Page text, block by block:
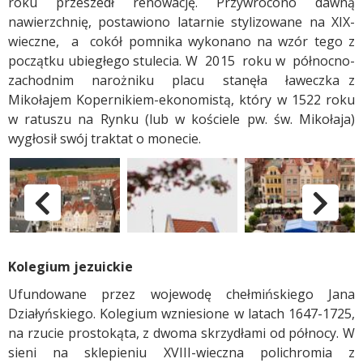
nawierzchnię, postawiono latarnie stylizowane na XIX-
wieczne, a cokół pomnika wykonano na wzór tego z
początku ubiegłego stulecia. W 2015 roku w północno-
zachodnim narożniku placu stanęła ławeczka z
Mikołajem Kopernikiem-ekonomistą, który w 1522 roku
w ratuszu na Rynku (lub w kościele pw. św. Mikołaja)
wygłosił swój traktat o monecie.
Zabytki Grudziądza - Rynek
pokaż poprzednie
Kolegium jezuickie
Ufundowane przez wojewodę chełmińskiego Jana
Działyńskiego. Kolegium wzniesione w latach 1647-1725,
na rzucie prostokąta, z dwoma skrzydłami od północy. W
sieni na sklepieniu XVIII-wieczna polichromia z